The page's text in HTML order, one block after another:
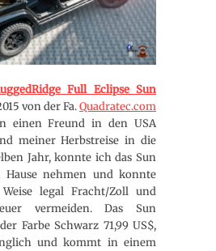
Full Eclipse Sun
von der Fa.Quadratec.com
einen Freund in den USA
meiner Herbstreise in die
Jahr, konnte ich das Sun
Hause nehmen und konnte
legal Fracht/Zoll und
vermeiden. Das Sun
Farbe Schwarz 71,99 US$,
und kommt in einem